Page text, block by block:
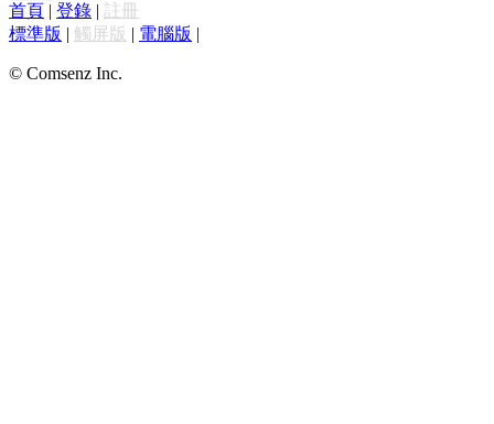
首頁 | 登錄 | 註冊
標準版 | 觸屏版 | 電腦版 |
© Comsenz Inc.